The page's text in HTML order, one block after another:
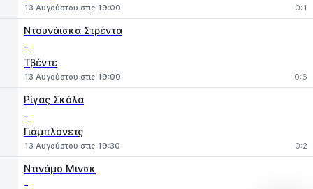
13 Αυγούστου στις 19:00 0:1
Ντουνάισκα Στρέντα
-
Τβέντε
13 Αυγούστου στις 19:00 0:6
Ρίγας Σκόλα
-
Γιάμπλονετς
13 Αυγούστου στις 19:30 0:2
Ντινάμο Μινσκ
-